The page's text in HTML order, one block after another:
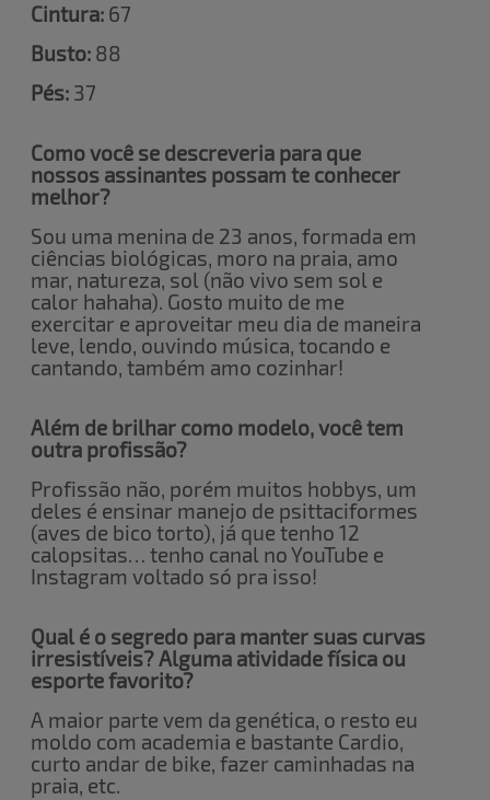
Cintura: 67
Busto: 88
Pés: 37
Como você se descreveria para que
nossos assinantes possam te conhecer
melhor?
Sou uma menina de 23 anos, formada em
ciências biológicas, moro na praia, amo
mar, natureza, sol (não vivo sem sol e
calor hahaha). Gosto muito de me
exercitar e aproveitar meu dia de maneira
leve, lendo, ouvindo música, tocando e
cantando, também amo cozinhar!
Além de brilhar como modelo, você tem
outra profissão?
Profissão não, porém muitos hobbys, um
deles é ensinar manejo de psittaciformes
(aves de bico torto), já que tenho 12
calopsitas… tenho canal no YouTube e
Instagram voltado só pra isso!
Qual é o segredo para manter suas curvas
irresistíveis? Alguma atividade física ou
esporte favorito?
A maior parte vem da genética, o resto eu
moldo com academia e bastante Cardio,
curto andar de bike, fazer caminhadas na
praia, etc.